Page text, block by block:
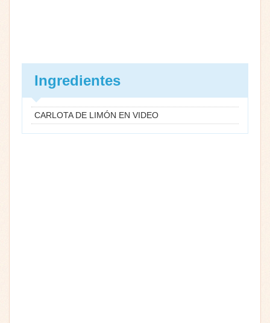
Ingredientes
CARLOTA DE LIMÓN EN VIDEO